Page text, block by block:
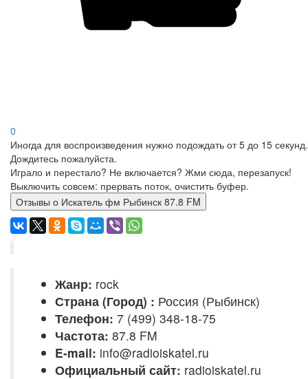
0
Иногда для воспроизведения нужно подождать от 5 до 15 секунд.
Дождитесь пожалуйста.
Играло и перестало? Не включается? Жми сюда, перезапуск!
Выключить совсем: прервать поток, очистить буфер.
Отзывы о Искатель фм Рыбинск 87.8 FM
Жанр: rock
Страна (Город) : Россия (Рыбинск)
Телефон: 7 (499) 348-18-75
Частота: 87.8 FM
E-mail: info@radioiskatel.ru
Официальный сайт: radioiskatel.ru